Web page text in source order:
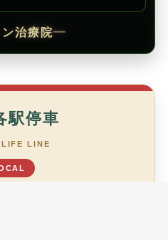
ン治療院━
駅停車
LINE